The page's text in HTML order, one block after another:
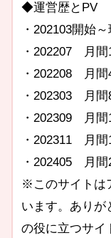
◆運営歴とPV
・202103開始
・202207 月間
・202208 月間
・202303 月間
・202309 月間
・202311 月間
・202405 月間
※このサイトは
います。ありが
の役に立つサイ